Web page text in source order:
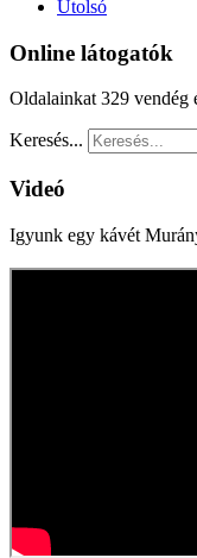
Utolsó
Online látogatók
Oldalainkat 329 vendég
Keresés...
Videó
Igyunk egy kávét